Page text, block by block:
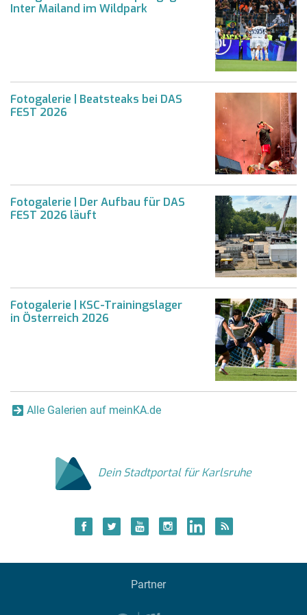
Inter Mailand im Wildpark
Fotogalerie | Beatsteaks bei DAS
FEST 2026
Fotogalerie | Der Aufbau für DAS
FEST 2026 läuft
Fotogalerie | KSC-Trainingslager
in Österreich 2026
Alle Galerien auf meinKA.de
Dein Stadtportal für Karlsruhe
Partner